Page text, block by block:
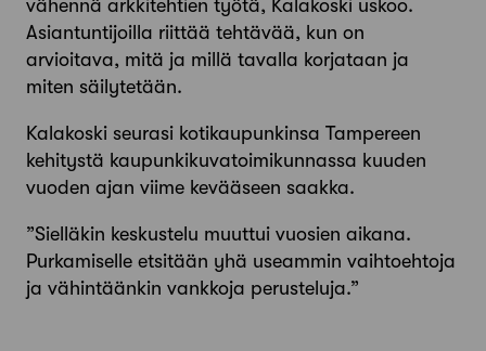
vähennä arkkitehtien työtä, Kalakoski uskoo.
Asiantuntijoilla riittää tehtävää, kun on
arvioitava, mitä ja millä tavalla korjataan ja
miten säilytetään.
Kalakoski seurasi kotikaupunkinsa Tampereen
kehitystä kaupunkikuvatoimikunnassa kuuden
vuoden ajan viime kevääseen saakka.
”Sielläkin keskustelu muuttui vuosien aikana.
Purkamiselle etsitään yhä useammin vaihtoehtoja
ja vähintäänkin vankkoja perusteluja.”